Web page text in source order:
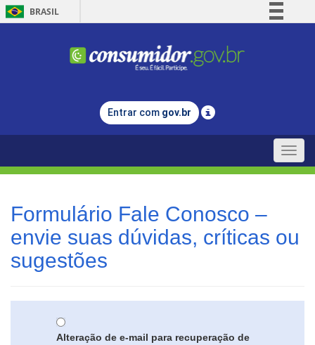
BRASIL
Comunica BR
Legislação
Entrar com gov.br
Toggle
Formulário Fale Conosco –
envie suas dúvidas, críticas ou
sugestões
Alteração de e-mail para recuperação de